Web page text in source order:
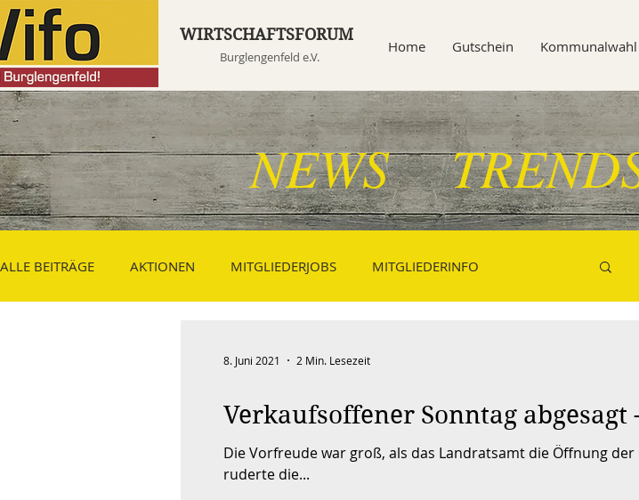
WIRTSCHAFTSFORUM
Burglengenfeld e.V.
Home Gutschein Kommunalwahl
NEWS
ALLE BEITRÄGE AKTIONEN MITGLIEDERJOBS MITGLIEDERINFO
Gewerbeimmobilie mieten kaufen Markttag - Verkaufsoffen Gewinnspiel
Familie & Kinder
Verkaufsoffener Sonntag
Die Vorfreude war groß, als das Landratsamt die Öffnung der
ruderte die...
8. Juni 2021 2 Min. Lesezeit